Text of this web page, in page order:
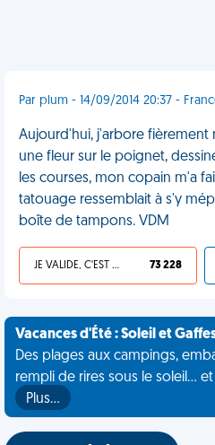
Par plum - 14/09/2014 20:37 -
Aujourd'hui, j'arbore
une fleur sur le poignet,
les courses, mon copain m'a
tatouage ressemblait à s'y
boîte de tampons. VDM
JE VALIDE, C'EST UNE VDM 73 228
Vacances d'Été : Soleil et
Des plages aux campings,
rempli de rires sous le soleil...
Plus…